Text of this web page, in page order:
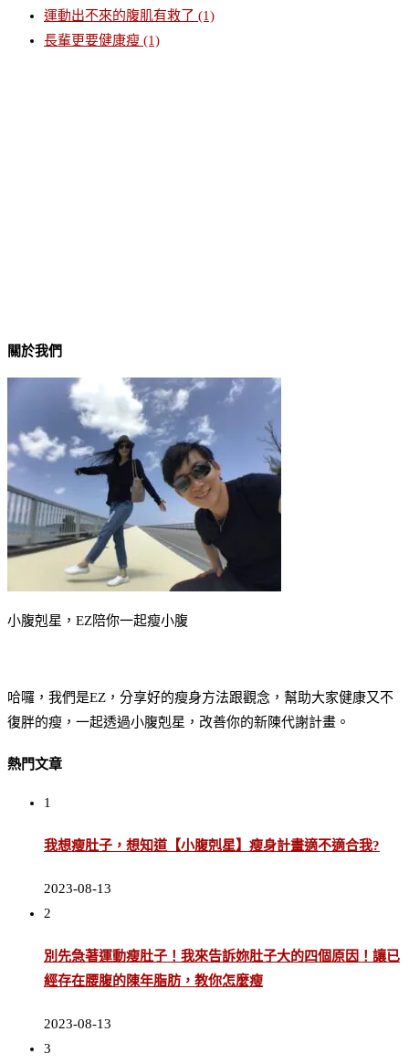
運動出不來的腹肌有救了 (1)
長輩更要健康瘦 (1)
關於我們
小腹剋星，EZ陪你一起瘦小腹
哈囉，我們是EZ，分享好的瘦身方法跟觀念，幫助大家健康又不
復胖的瘦，一起透過小腹剋星，改善你的新陳代謝計畫。
熱門文章
1
我想瘦肚子，想知道【小腹剋星】瘦身計畫適不適合我?
2023-08-13
2
別先急著運動瘦肚子！我來告訴妳肚子大的四個原因！讓已
經存在腰腹的陳年脂肪，教你怎麼瘦
2023-08-13
3